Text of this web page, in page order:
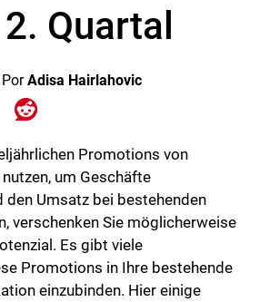
Quartal
PorAdisa Hairlahovic
Facebook
Share on XShare on Reddit
Promotions von
um Geschäfte
den Umsatz bei bestehenden
verschenken Sie möglicherweise
Es gibt viele
Promotions in Ihre bestehende
einzubinden. Hier einige